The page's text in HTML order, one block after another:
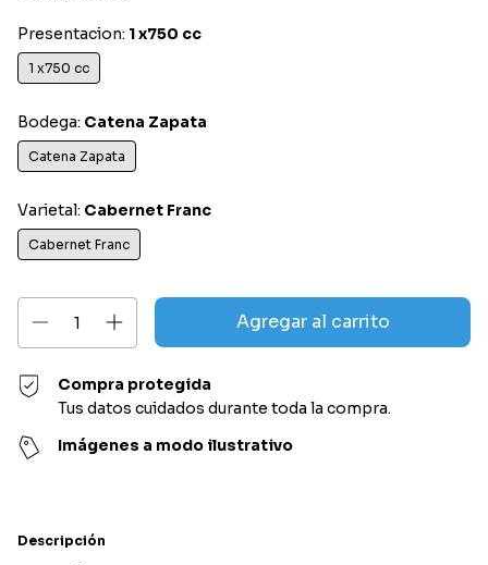
Presentacion: 1 x750 cc
1 x750 cc
Bodega: Catena Zapata
Catena Zapata
Varietal: Cabernet Franc
Cabernet Franc
Compra protegida
Tus datos cuidados durante toda la compra.
Imágenes a modo ilustrativo
Descripción